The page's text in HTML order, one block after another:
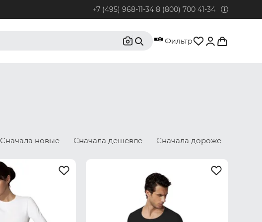
+7 (495) 968-11-34 8 (800) 700 41-34
По любым интересующим вопросам
Фильтр
Сначала новые Сначала дешевле Сначала дороже